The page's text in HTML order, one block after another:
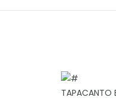
TAPACANTO